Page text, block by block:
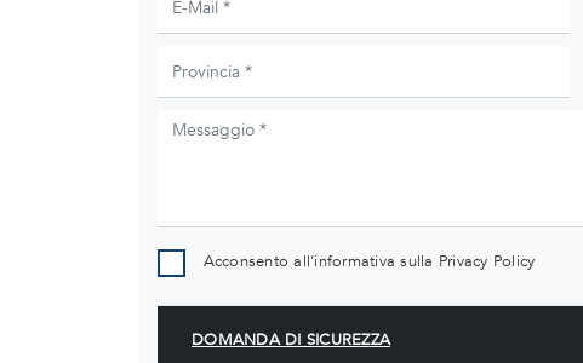
Acconsento all'informativa sulla Privacy Policy
DOMANDA DI SICUREZZA